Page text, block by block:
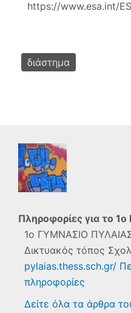
https://www.esa.int/
διάστημα
Πληροφορίες για το 1ο
1ο ΓΥΜΝΑΣΙΟ
Δικτυακός τόπος
pylaias.thess.sch.gr/
πληροφορίες
Δείτε όλα τα άρθρα